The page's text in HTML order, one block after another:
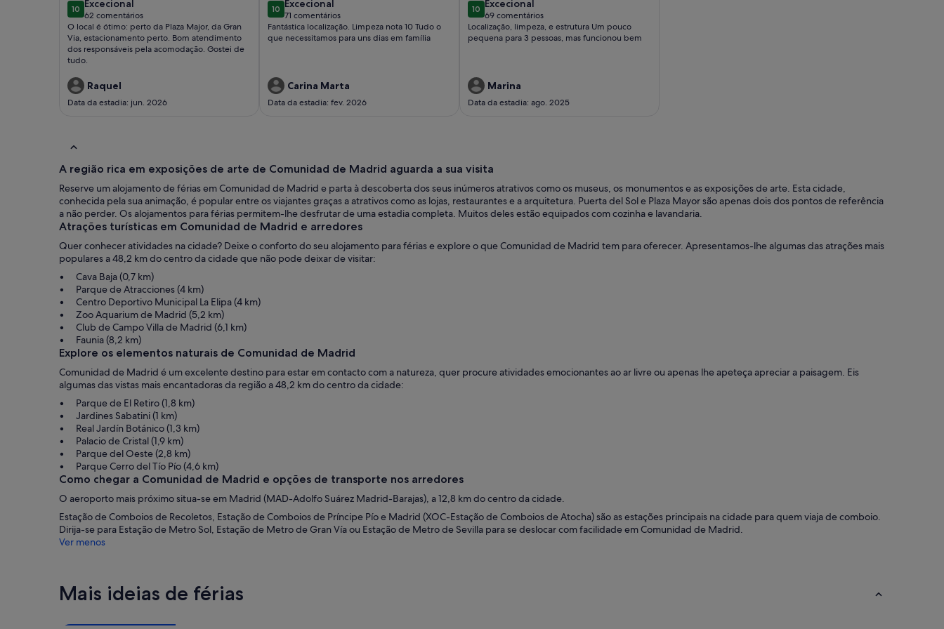
1010 de 10
Excecional
excecional
62 comentários
(62
comentários)
O local é ótimo: perto da Plaza Major, da Gran
Via, estacionamento perto. Bom atendimento
dos responsáveis pela acomodação. Gostei de
tudo.
Raquel
Data da estadia: jun. 2026
1010 de 10
Excecional
excecional
71 comentários
(71
comentários)
Fantástica localização. Limpeza nota 10 Tudo o
que necessitamos para uns dias em família
Carina Marta
Data da estadia: fev. 2026
1010 de 10
Excecional
excecional
69 comentários
(69
comentários)
Localização, limpeza, e estrutura Um pouco
pequena para 3 pessoas, mas funcionou bem
Marina
Data da estadia: ago. 2025
A região rica em exposições de arte de Comunidad de Madrid aguarda a sua visita
Reserve um alojamento de férias em Comunidad de Madrid e parta à descoberta dos seus inúmeros atrativos como os museus, os monumentos e as exposições de arte. Esta cidade,
conhecida pela sua animação, é popular entre os viajantes graças a atrativos como as lojas, restaurantes e a arquitetura. Puerta del Sol e Plaza Mayor são apenas dois dos pontos de referência
a não perder. Os alojamentos para férias permitem-lhe desfrutar de uma estadia completa. Muitos deles estão equipados com cozinha e lavandaria.
Atrações turísticas em Comunidad de Madrid e arredores
Quer conhecer atividades na cidade? Deixe o conforto do seu alojamento para férias e explore o que Comunidad de Madrid tem para oferecer. Apresentamos-lhe algumas das atrações mais
populares a 48,2 km do centro da cidade que não pode deixar de visitar:
Cava Baja (0,7 km)
Parque de Atracciones (4 km)
Centro Deportivo Municipal La Elipa (4 km)
Zoo Aquarium de Madrid (5,2 km)
Club de Campo Villa de Madrid (6,1 km)
Faunia (8,2 km)
Explore os elementos naturais de Comunidad de Madrid
Comunidad de Madrid é um excelente destino para estar em contacto com a natureza, quer procure atividades emocionantes ao ar livre ou apenas lhe apeteça apreciar a paisagem. Eis
algumas das vistas mais encantadoras da região a 48,2 km do centro da cidade:
Parque de El Retiro (1,8 km)
Jardines Sabatini (1 km)
Real Jardín Botánico (1,3 km)
Palacio de Cristal (1,9 km)
Parque del Oeste (2,8 km)
Parque Cerro del Tío Pío (4,6 km)
Como chegar a Comunidad de Madrid e opções de transporte nos arredores
O aeroporto mais próximo situa-se em Madrid (MAD-Adolfo Suárez Madrid-Barajas), a 12,8 km do centro da cidade.
Estação de Comboios de Recoletos, Estação de Comboios de Príncipe Pío e Madrid (XOC-Estação de Comboios de Atocha) são as estações principais na cidade para quem viaja de comboio.
Dirija-se para Estação de Metro Sol, Estação de Metro de Gran Vía ou Estação de Metro de Sevilla para se deslocar com facilidade em Comunidad de Madrid.
Ver menos
Mais ideias de férias